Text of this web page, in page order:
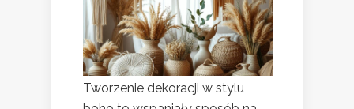
Tworzenie dekoracji w stylu